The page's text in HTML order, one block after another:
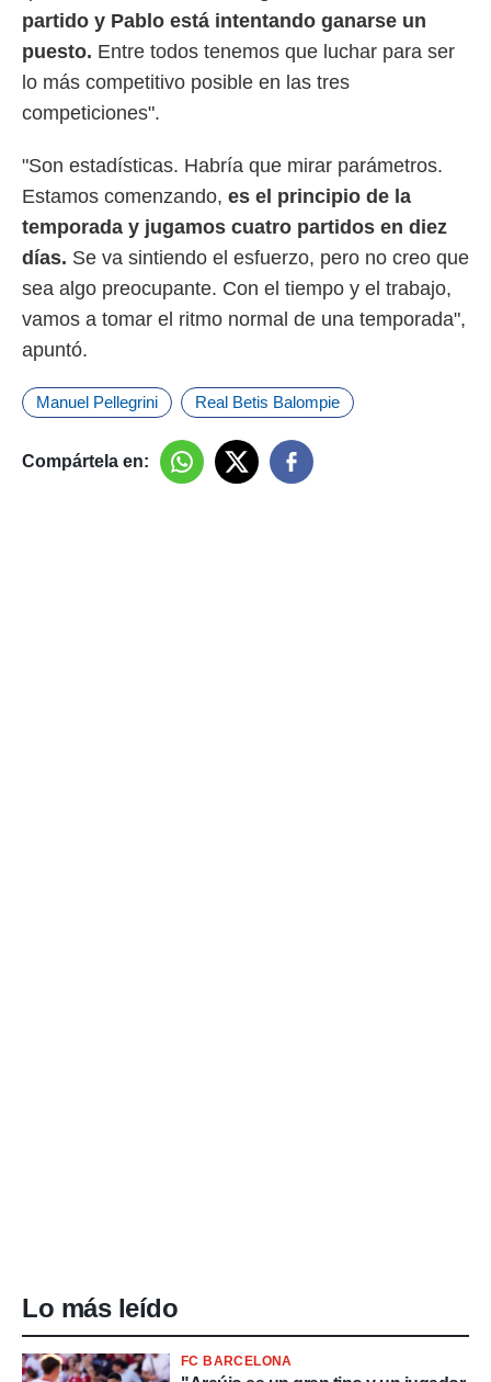
mediante
publicidad
de
1199
partido y Pablo está intentando ganarse un
puesto. Entre todos tenemos que luchar para ser
lo más competitivo posible en las tres
competiciones".
"Son estadísticas. Habría que mirar parámetros.
Estamos comenzando, es el principio de la
temporada y jugamos cuatro partidos en diez
días. Se va sintiendo el esfuerzo, pero no creo que
sea algo preocupante. Con el tiempo y el trabajo,
vamos a tomar el ritmo normal de una temporada",
apuntó.
Manuel Pellegrini Real Betis Balompie
Compártela en:
Lo más leído
FC BARCELONA